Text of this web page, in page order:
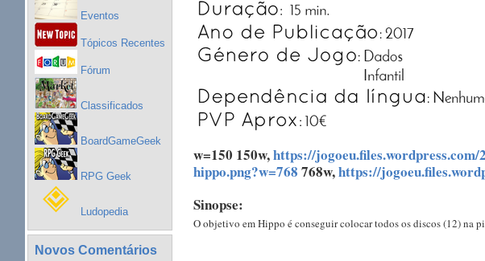
Eventos
Tópicos Recentes
Fórum
Classificados
BoardGameGeek
RPG Geek
Ludopedia
Novos Comentários
w=150 150w,https://
hippo.png?w=768 768w,https://
Sinopse:
O objetivo em Hippo é conseguir colocar todos os discos (12) na